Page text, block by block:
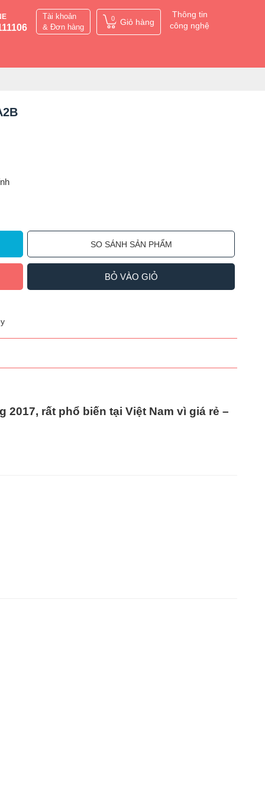
Tài khoản
& Đơn hàng
0 Giỏ hàng
Thông tin
công nghệ
SO SÁNH SẢN PHẨM
BỎ VÀO GIỎ
2017, rất phổ biến tại Việt Nam vì giá rẻ –